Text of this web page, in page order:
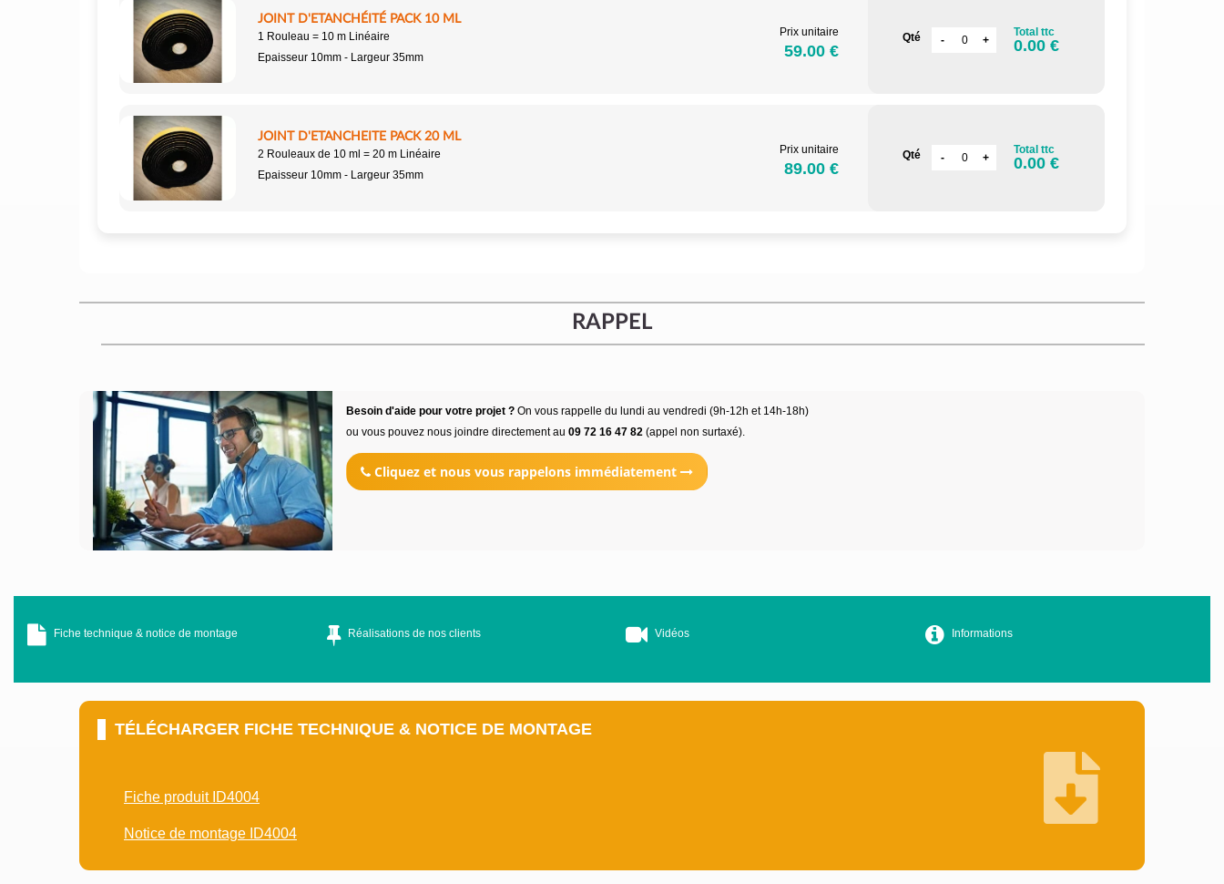
JOINT D'ETANCHÉITÉ PACK 10 ML
1 Rouleau = 10 m Linéaire
Epaisseur 10mm - Largeur 35mm
Prix unitaire
59.00 €
Qté Total ttc
0.00 €
JOINT D'ETANCHEITE PACK 20 ML
2 Rouleaux de 10 ml = 20 m Linéaire
Epaisseur 10mm - Largeur 35mm
Prix unitaire
89.00 €
Qté Total ttc
0.00 €
RAPPEL
Besoin d'aide pour votre projet ?On vous rappelle du lundi au vendredi (9h-12h et 14h-18h)
ou vous pouvez nous joindre directement au 09 72 16 47 82(appel non surtaxé).
Cliquez et nous vous rappelons immédiatement
Fiche technique & notice de montage Réalisations de nos clients Vidéos Informations
TÉLÉCHARGER FICHE TECHNIQUE & NOTICE DE MONTAGE
Fiche produit ID4004
Notice de montage ID4004